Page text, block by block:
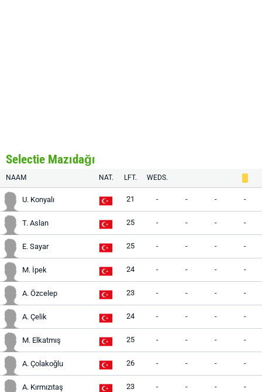
Selectie Mazıdağı
NAAM NAT. LFT. WEDS.
U. Konyalı 21 - - - -
T. Aslan 25 - - - -
E. Sayar 25 - - - -
M. İpek 24 - - - -
A. Özcelep 23 - - - -
A. Çelik 24 - - - -
M. Elkatmış 25 - - - -
A. Çolakoğlu 26 - - - -
A. Kırmızıtaş 23 - - - -